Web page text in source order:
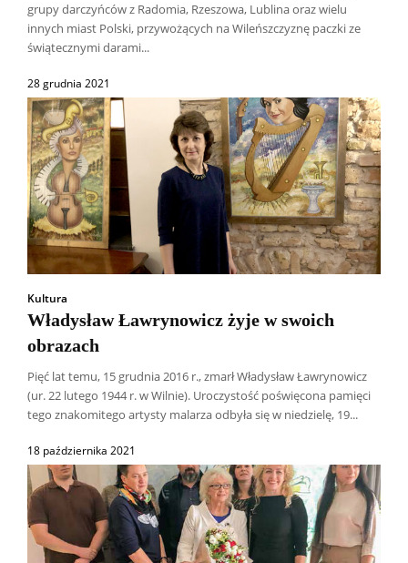
grupy darczyńców z Radomia, Rzeszowa, Lublina oraz wielu
innych miast Polski, przywożących na Wileńszczyznę paczki ze
świątecznymi darami...
28 grudnia 2021
Kultura
Władysław Ławrynowicz żyje w swoich
obrazach
Pięć lat temu, 15 grudnia 2016 r., zmarł Władysław Ławrynowicz
(ur. 22 lutego 1944 r. w Wilnie). Uroczystość poświęcona pamięci
tego znakomitego artysty malarza odbyła się w niedzielę, 19...
18 października 2021